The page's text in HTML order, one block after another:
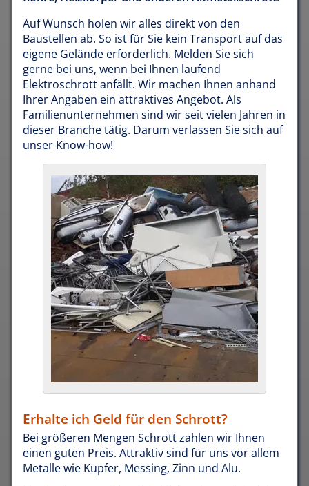
Auf Wunsch holen wir alles direkt von den
Baustellen ab. So ist für Sie kein Transport auf das
eigene Gelände erforderlich. Melden Sie sich
gerne bei uns, wenn bei Ihnen laufend
Elektroschrott anfällt. Wir machen Ihnen anhand
Ihrer Angaben ein attraktives Angebot. Als
Familienunternehmen sind wir seit vielen Jahren in
dieser Branche tätig. Darum verlassen Sie sich auf
unser Know-how!
Erhalte ich Geld für den Schrott?
Bei größeren Mengen Schrott zahlen wir Ihnen
einen guten Preis. Attraktiv sind für uns vor allem
Metalle wie Kupfer, Messing, Zinn und Alu.